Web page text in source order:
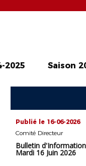
2025 Saison
Publié le 16-06-2026
Comité Directeur
Bulletin
Mardi 16 Juin 2026